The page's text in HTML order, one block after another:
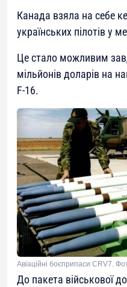
Канада взяла на себе
українських пілотів у
Це стало можливим
мільйонів доларів на
F-16.
Авіаційні боєприпаси CRV7.
До пакета військової